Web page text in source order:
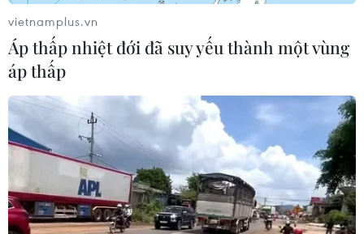
08/08/2026 07:54
Italy bác tối hậu thư của Tây Ban Nha
về kiểm soát biên giới
08/08/2026 07:27
EU triển khai mạng vệ tinh riêng,
vietnamplus.vn
Áp thấp nhiệt đới đã suy yếu thành một vùng
áp thấp